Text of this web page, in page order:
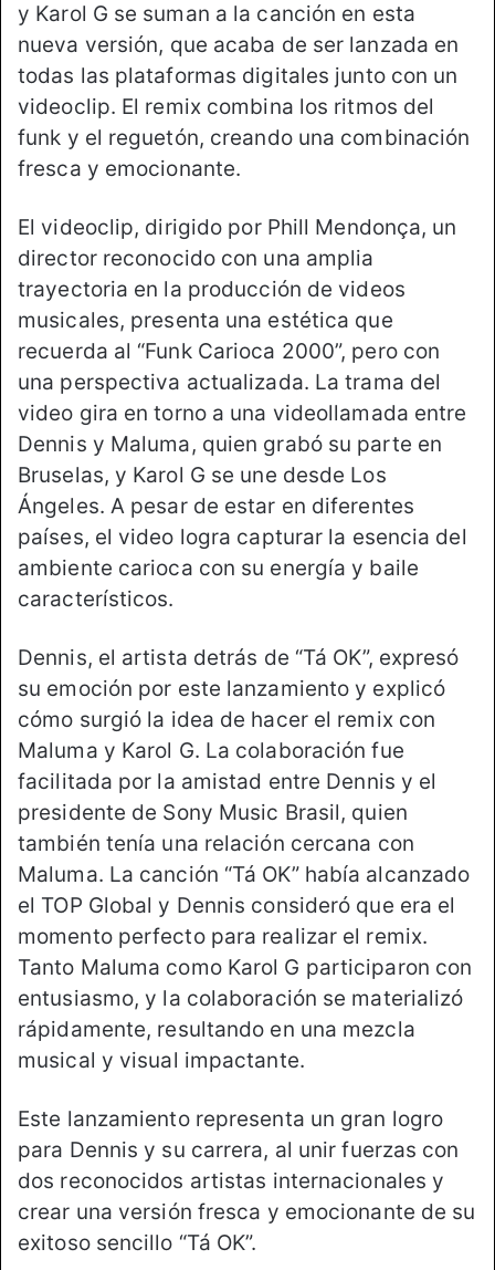
y Karol G se suman a la canción en esta
nueva versión, que acaba de ser lanzada en
todas las plataformas digitales junto con un
videoclip. El remix combina los ritmos del
funk y el reguetón, creando una combinación
fresca y emocionante.
El videoclip, dirigido por Phill Mendonça, un
director reconocido con una amplia
trayectoria en la producción de videos
musicales, presenta una estética que
recuerda al “Funk Carioca 2000”, pero con
una perspectiva actualizada. La trama del
video gira en torno a una videollamada entre
Dennis y Maluma, quien grabó su parte en
Bruselas, y Karol G se une desde Los
Ángeles. A pesar de estar en diferentes
países, el video logra capturar la esencia del
ambiente carioca con su energía y baile
característicos.
Dennis, el artista detrás de “Tá OK”, expresó
su emoción por este lanzamiento y explicó
cómo surgió la idea de hacer el remix con
Maluma y Karol G. La colaboración fue
facilitada por la amistad entre Dennis y el
presidente de Sony Music Brasil, quien
también tenía una relación cercana con
Maluma. La canción “Tá OK” había alcanzado
el TOP Global y Dennis consideró que era el
momento perfecto para realizar el remix.
Tanto Maluma como Karol G participaron con
entusiasmo, y la colaboración se materializó
rápidamente, resultando en una mezcla
musical y visual impactante.
Este lanzamiento representa un gran logro
para Dennis y su carrera, al unir fuerzas con
dos reconocidos artistas internacionales y
crear una versión fresca y emocionante de su
exitoso sencillo “Tá OK”.